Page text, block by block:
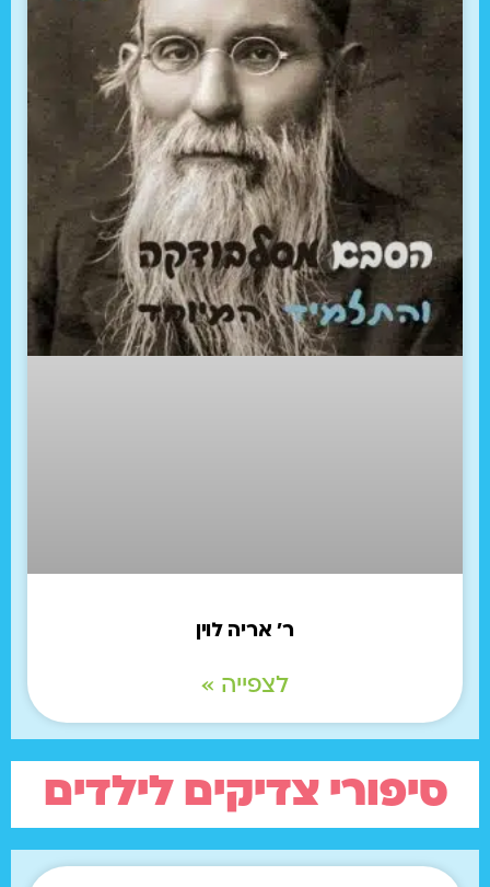
ר' אריה לוין
לצפייה »
סיפורי צדיקים לילדים